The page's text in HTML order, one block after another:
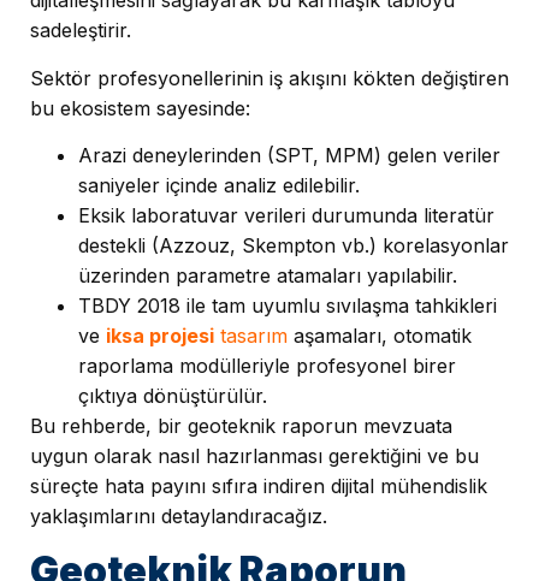
sadeleştirir.
Sektör profesyonellerinin iş akışını kökten değiştiren
bu ekosistem sayesinde:
Arazi deneylerinden (SPT, MPM) gelen veriler
saniyeler içinde analiz edilebilir.
Eksik laboratuvar verileri durumunda literatür
destekli (Azzouz, Skempton vb.) korelasyonlar
üzerinden parametre atamaları yapılabilir.
TBDY 2018 ile tam uyumlu sıvılaşma tahkikleri
ve iksa projesi tasarım aşamaları, otomatik
raporlama modülleriyle profesyonel birer
çıktıya dönüştürülür.
Bu rehberde, bir geoteknik raporun mevzuata
uygun olarak nasıl hazırlanması gerektiğini ve bu
süreçte hata payını sıfıra indiren dijital mühendislik
yaklaşımlarını detaylandıracağız.
Geoteknik Raporun